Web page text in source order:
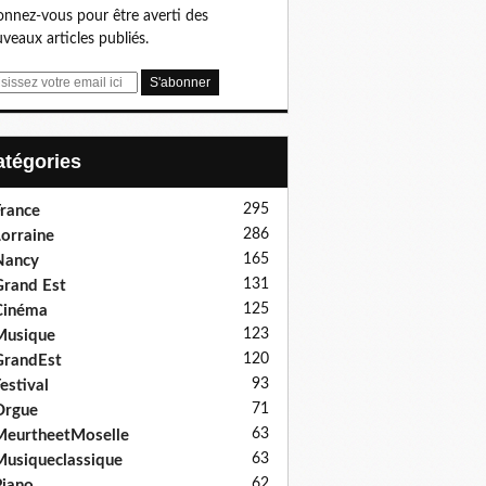
vous pour être averti des
articles publiés.
295
286
165
Est 131
125
123
120
93
71
63
63